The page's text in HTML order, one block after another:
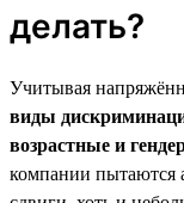
делать?
Учитывая
виды
возрастные и
компании пытаются